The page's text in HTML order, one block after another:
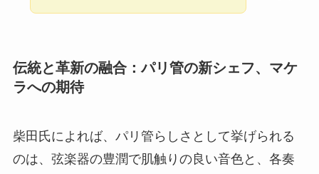
伝統と革新の融合：パリ管の新シェフ、マケ
ラへの期待
柴田氏によれば、パリ管らしさとして挙げられる
のは、弦楽器の豊潤で肌触りの良い音色と、各奏